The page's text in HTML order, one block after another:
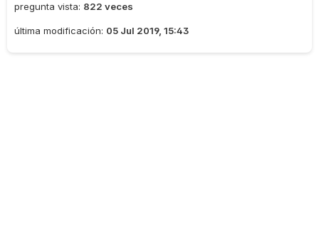
pregunta vista: 822 veces
última modificación: 05 Jul 2019, 15:43